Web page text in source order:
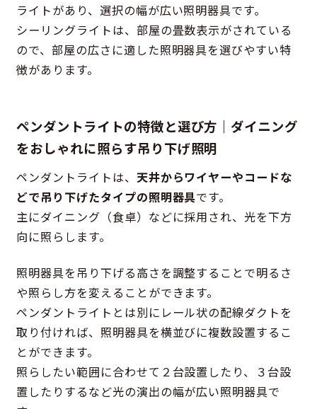
ライトがあり、選択の幅が広い照明器具です。
シーリングライトは、部屋の畳数表示がされている
ので、部屋の広さに適した照明器具を選びやすい特
徴があります。
ペンダントライトの特徴と選び方｜ダイニング
をおしゃれに照らす吊り下げ照明
ペンダントライトは、 天井からワイヤーやコードな
どで吊り下げたタイプの照明器具です。
主にダイニング（食卓）などに採用され、光を下方
向に照らします。
照明器具を吊り下げる高さを調整することで明るさ
や照らし方を変えることができます。
ペンダントライトとは別にレール状の配線ダクトを
取り付ければ、照明器具を横並びに複数設置するこ
とができます。
照らしたい範囲に合わせて２台設置したり、３台設
置したりするなど光の演出の幅が広い照明器具で